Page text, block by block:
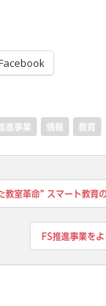
進事業 情報 教育
教室革命” スマート教育
FS推進事業を